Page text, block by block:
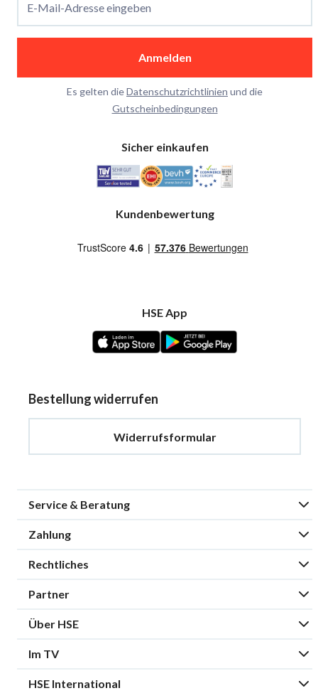
E-Mail-Adresse eingeben
Anmelden
Es gelten dieDatenschutzrichtlinien und die
Gutscheinbedingungen
Sicher einkaufen
Kundenbewertung
HSE App
Bestellung widerrufen
Widerrufsformular
Service & Beratung
Zahlung
Rechtliches
Partner
Über HSE
Im TV
HSE International